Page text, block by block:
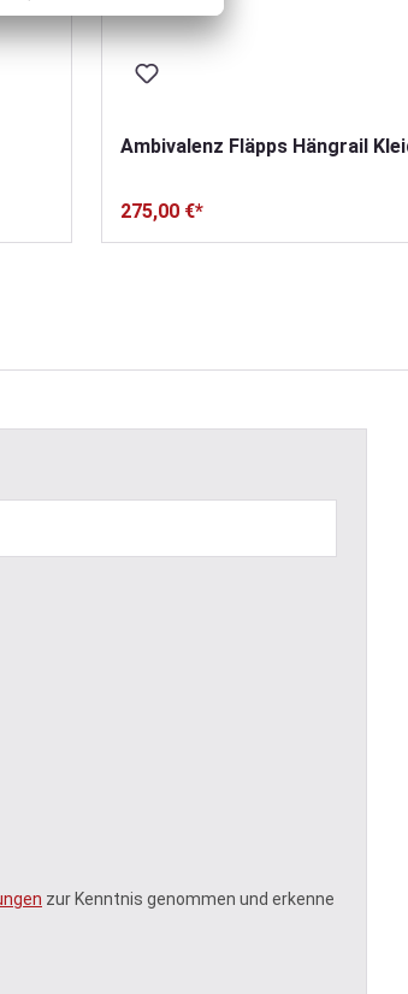
Ambivalenz Fläpps Hängrail
275,00 €*
zur Kenntnis genommen und erkenne